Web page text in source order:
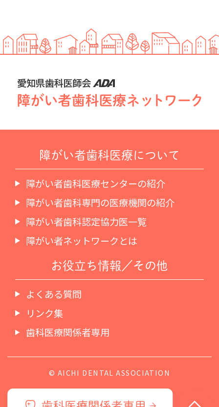
障がい者歯科医療について
障がい者歯科医療センターの紹介
障がい者歯科専門の医療機関の紹介
障がい者歯科認定協力医一覧
障がい者ネットワークとは
お役立ち情報／その他
よくある質問
リンク集
歯科医療関係者専用
© AICHI DENTAL ASSOCIATION